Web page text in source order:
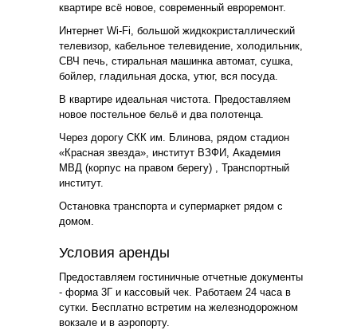
квартире всё новое, современный евроремонт.
Интернет Wi-Fi, большой жидкокристаллический
телевизор, кабельное телевидение, холодильник,
СВЧ печь, стиральная машинка автомат, сушка,
бойлер, гладильная доска, утюг, вся посуда.
В квартире идеальная чистота. Предоставляем
новое постельное бельё и два полотенца.
Через дорогу СКК им. Блинова, рядом стадион
«Красная звезда», институт ВЗФИ, Академия
МВД (корпус на правом берегу) , Транспортный
институт.
Остановка транспорта и супермаркет рядом с
домом.
Условия аренды
Предоставляем гостиничные отчетные документы
- форма 3Г и кассовый чек. Работаем 24 часа в
сутки. Бесплатно встретим на железнодорожном
вокзале и в аэропорту.